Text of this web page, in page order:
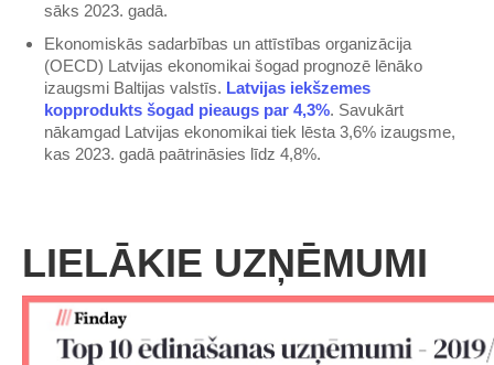
sāks 2023. gadā.
Ekonomiskās sadarbības un attīstības organizācija
(OECD) Latvijas ekonomikai šogad prognozē lēnāko
izaugsmi Baltijas valstīs. Latvijas iekšzemes
kopprodukts šogad pieaugs par 4,3%. Savukārt
nākamgad Latvijas ekonomikai tiek lēsta 3,6% izaugsme,
kas 2023. gadā paātrināsies līdz 4,8%.
LIELĀKIE UZŅĒMUMI